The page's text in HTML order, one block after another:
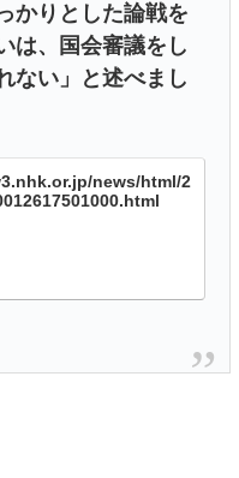
かりとした論戦を
は、国会審議をし
ない」と述べまし
news/html/2